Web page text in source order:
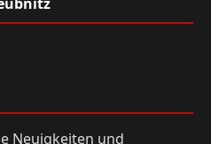
Neuigkeiten und